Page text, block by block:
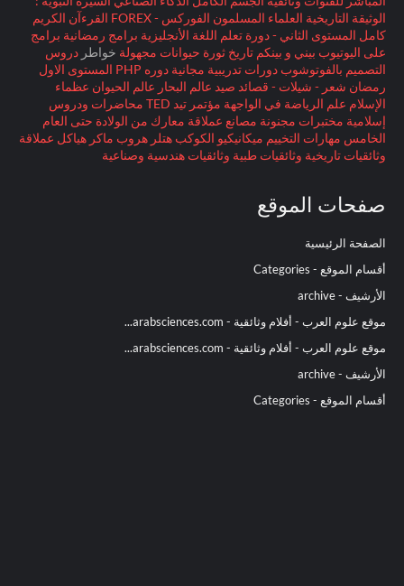
الوثيقة التاريخية العلماء المسلمون الفوركس - FOREX
القرءآن الكريم
كامل المستوى الثاني - دورة تعلم اللغة الأنجليزية برامج رمضانية برامج
على اليوتيوب بيني و بينكم تاريخ ثورة حيوانات مجهولة خواطر دروس
التصميم بالفوتوشوب دورات تدريبية مجانية دوره PHP المستوى الاول
رمضان شعر - شيلات - قصائد صيد عالم البحار عالم الحيوان عظماء
الإسلام علم الرياضة في الواجهة مؤتمر تيد TED
محاضرات ودروس
إسلامية مختبرات مجنونة مصانع عملاقة معارك من الولادة حتى العام
الخامس مهارات التخييم ميكانيكيو الكوكب هتلر هروب ماكر هياكل عملاقة
وثائقيات تاريخية وثائقيات طبية وثائقيات هندسية وصناعية
صفحات الموقع
الصفحة الرئيسية
أقسام الموقع - Categories
الأرشيف - archive
موقع علوم العرب - أفلام وثائقية - arabsciences.com...
موقع علوم العرب - أفلام وثائقية - arabsciences.com...
الأرشيف - archive
أقسام الموقع - Categories